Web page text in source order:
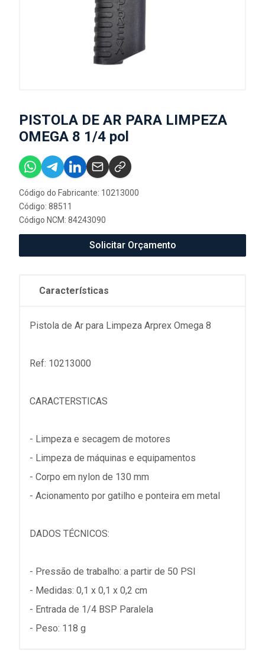
PISTOLA DE AR PARA LIMPEZA
OMEGA 8 1/4 pol
Código do Fabricante: 10213000
Código: 88511
Código NCM: 84243090
Solicitar Orçamento
Características
Pistola de Ar para Limpeza Arprex Omega 8
Ref: 10213000
CARACTERSTICAS
- Limpeza e secagem de motores
- Limpeza de máquinas e equipamentos
- Corpo em nylon de 130 mm
- Acionamento por gatilho e ponteira em metal
DADOS TÉCNICOS:
- Pressão de trabalho: a partir de 50 PSI
- Medidas: 0,1 x 0,1 x 0,2 cm
- Entrada de 1/4 BSP Paralela
- Peso: 118 g